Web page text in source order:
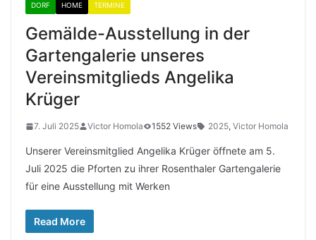
DORF HOME TERMINE
Gemälde-Ausstellung in der
Gartengalerie unseres
Vereinsmitglieds Angelika
Krüger
7. Juli 2025 Victor Homola 1552 Views 2025, Victor Homola
Unserer Vereinsmitglied Angelika Krüger öffnete am 5.
Juli 2025 die Pforten zu ihrer Rosenthaler Gartengalerie
für eine Ausstellung mit Werken
Read More